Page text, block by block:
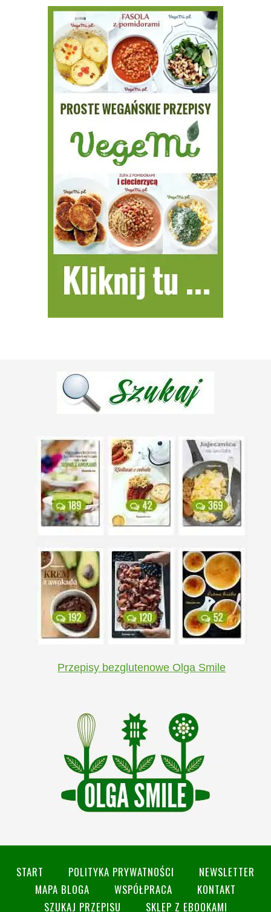
Przepisy bezglutenowe Olga Smile
START POLITYKA PRYWATNOŚCI
NEWSLETTER
MAPA BLOGA
WSPÓŁPRACA
KONTAKT
SZUKAJ PRZEPISU
SKLEP Z EBOOKAMI